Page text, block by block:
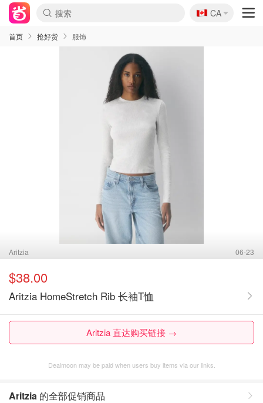
🇨🇦
CA
首页 抢好货 服饰
Aritzia 06-23
$38.00
Aritzia HomeStretch Rib 长袖T恤
Aritzia 直达购买链接 →
Dealmoon may be paid when users buy items via our links.
Aritzia 的全部促销商品